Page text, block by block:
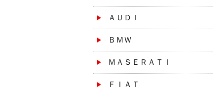
ＡＵＤＩ
ＢＭＷ
ＭＡＳＥＲＡＴＩ
ＦＩＡＴ